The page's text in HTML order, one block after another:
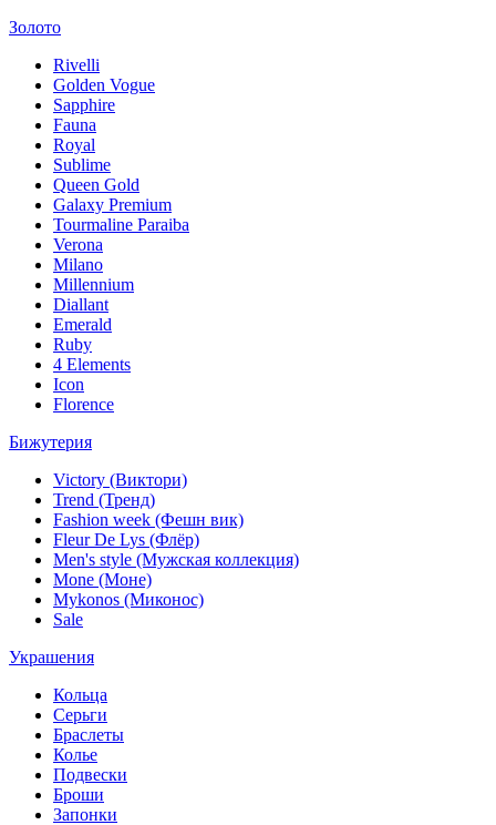
Золото
Rivelli
Golden Vogue
Sapphire
Fauna
Royal
Sublime
Queen Gold
Galaxy Premium
Tourmaline Paraiba
Verona
Milano
Millennium
Diallant
Emerald
Ruby
4 Elements
Icon
Florence
Бижутерия
Victory (Виктори)
Trend (Тренд)
Fashion week (Фешн вик)
Fleur De Lys (Флёр)
Men's style (Мужская коллекция)
Mone (Моне)
Mykonos (Миконос)
Sale
Украшения
Кольца
Серьги
Браслеты
Колье
Подвески
Броши
Запонки